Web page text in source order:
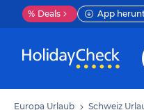
% Deals App
Europa Urlaub Schweiz